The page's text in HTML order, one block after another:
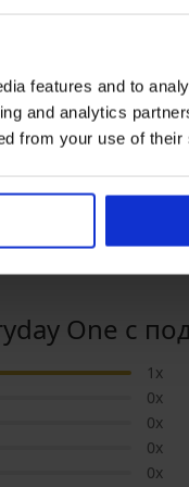
features and to
and analytics
from your use of
Bestseller
Smart P без банели
63,99 €(125,15 лв.)
One с
1x
0x
0x
0x
0x